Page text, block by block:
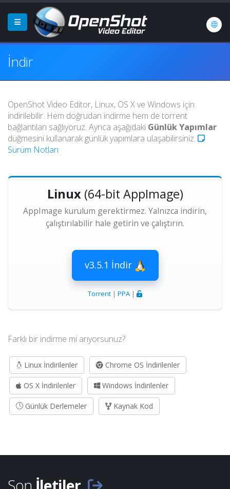
İndir
OpenShot Video Editor, Linux, OS X ve Windows için
indirilebilir. Hem doğrudan indirme hem de torrent
bağlantıları sağlıyoruz. Ayrıca aşağıdaki Günlük Yapımlar
düğmesini kullanarak günlük yapımlara ulaşabilirsiniz.
Sürüm Notları
Linux(64-bit AppImage)
AppImage kurulum gerektirmez. Yalnızca indirin,
çalıştırılabilir hale getirin ve çalıştırın.
v3.5.1 İndir
Torrent | PPA |
Farklı bir indirme mi arıyorsunuz?
Linux İndirilenler Chrome OS İndirilenler
OS X İndirilenler Windows İndirilenler
Günlük Derlemeler Kaynak Kod